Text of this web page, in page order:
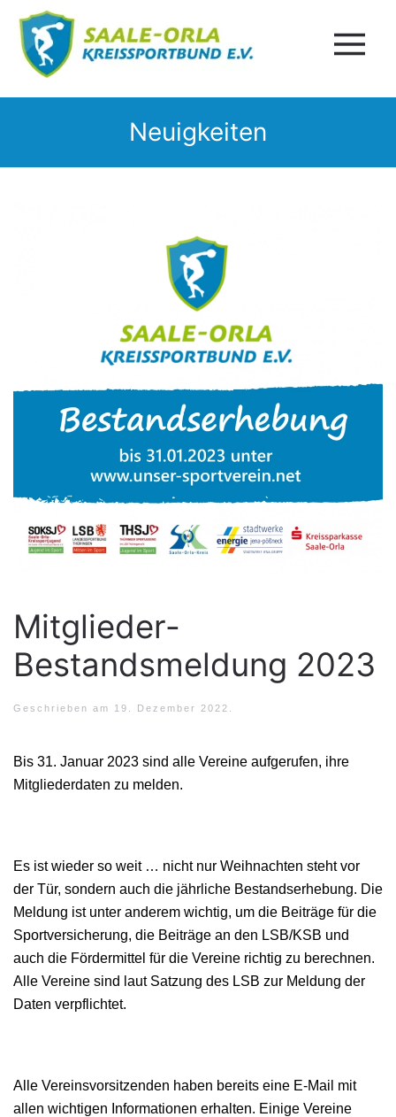
Neuigkeiten
Mitglieder-
Bestandsmeldung 2023
Geschrieben am 19. Dezember 2022
Bis 31. Januar 2023 sind alle Vereine aufgerufen, ihre
Mitgliederdaten zu melden.
Es ist wieder so weit … nicht nur Weihnachten steht vor
der Tür, sondern auch die jährliche Bestandserhebung. Die
Meldung ist unter anderem wichtig, um die Beiträge für die
Sportversicherung, die Beiträge an den LSB/KSB und
auch die Fördermittel für die Vereine richtig zu berechnen.
Alle Vereine sind laut Satzung des LSB zur Meldung der
Daten verpflichtet.
Alle Vereinsvorsitzenden haben bereits eine E-Mail mit
allen wichtigen Informationen erhalten. Einige Vereine